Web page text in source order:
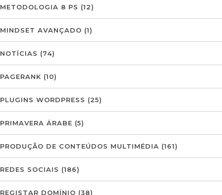
METODOLOGIA 8 PS (12)
MINDSET AVANÇADO (1)
NOTÍCIAS (74)
PAGERANK (10)
PLUGINS WORDPRESS (25)
PRIMAVERA ÁRABE (5)
PRODUÇÃO DE CONTEÚDOS MULTIMÉDIA (161)
REDES SOCIAIS (186)
REGISTAR DOMÍNIO (38)